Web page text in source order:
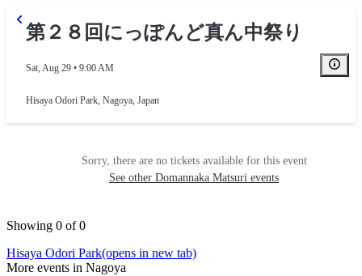
第２８回にっぽんど真ん中祭り
Sat, Aug 29 • 9:00 AM
Hisaya Odori Park, Nagoya, Japan
Sorry, there are no tickets available for this event
See other Domannaka Matsuri events
Showing 0 of 0
Hisaya Odori Park(opens in new tab)
More events in Nagoya